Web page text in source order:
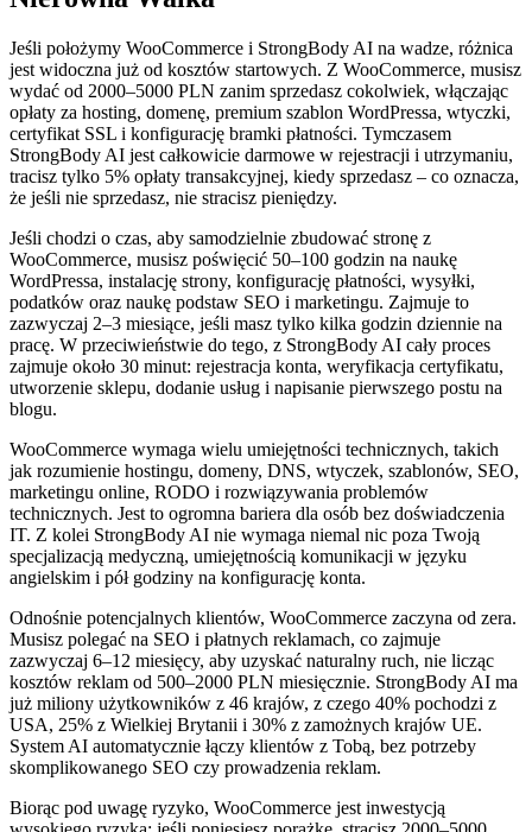
Jeśli położymy WooCommerce i StrongBody AI na wadze, różnica
jest widoczna już od kosztów startowych. Z WooCommerce, musisz
wydać od 2000–5000 PLN zanim sprzedasz cokolwiek, włączając
opłaty za hosting, domenę, premium szablon WordPressa, wtyczki,
certyfikat SSL i konfigurację bramki płatności. Tymczasem
StrongBody AI jest całkowicie darmowe w rejestracji i utrzymaniu,
tracisz tylko 5% opłaty transakcyjnej, kiedy sprzedasz – co oznacza,
że jeśli nie sprzedasz, nie stracisz pieniędzy.
Jeśli chodzi o czas, aby samodzielnie zbudować stronę z
WooCommerce, musisz poświęcić 50–100 godzin na naukę
WordPressa, instalację strony, konfigurację płatności, wysyłki,
podatków oraz naukę podstaw SEO i marketingu. Zajmuje to
zazwyczaj 2–3 miesiące, jeśli masz tylko kilka godzin dziennie na
pracę. W przeciwieństwie do tego, z StrongBody AI cały proces
zajmuje około 30 minut: rejestracja konta, weryfikacja certyfikatu,
utworzenie sklepu, dodanie usług i napisanie pierwszego postu na
blogu.
WooCommerce wymaga wielu umiejętności technicznych, takich
jak rozumienie hostingu, domeny, DNS, wtyczek, szablonów, SEO,
marketingu online, RODO i rozwiązywania problemów
technicznych. Jest to ogromna bariera dla osób bez doświadczenia
IT. Z kolei StrongBody AI nie wymaga niemal nic poza Twoją
specjalizacją medyczną, umiejętnością komunikacji w języku
angielskim i pół godziny na konfigurację konta.
Odnośnie potencjalnych klientów, WooCommerce zaczyna od zera.
Musisz polegać na SEO i płatnych reklamach, co zajmuje
zazwyczaj 6–12 miesięcy, aby uzyskać naturalny ruch, nie licząc
kosztów reklam od 500–2000 PLN miesięcznie. StrongBody AI ma
już miliony użytkowników z 46 krajów, z czego 40% pochodzi z
USA, 25% z Wielkiej Brytanii i 30% z zamożnych krajów UE.
System AI automatycznie łączy klientów z Tobą, bez potrzeby
skomplikowanego SEO czy prowadzenia reklam.
Biorąc pod uwagę ryzyko, WooCommerce jest inwestycją